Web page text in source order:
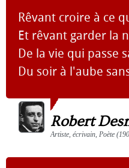
Rêvant croire à ce
Et rêvant garder la
De la vie qui passe
Du soir à l'aube
Robert
Artiste, écrivain, Poète